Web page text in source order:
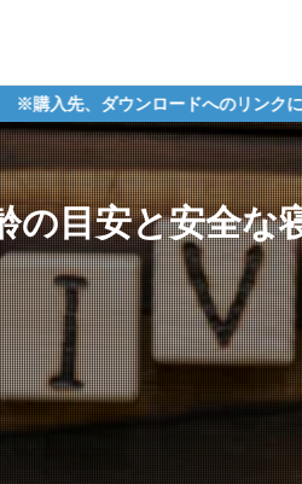
ドへのリンクにはアフィリエイト
の目安と安全な